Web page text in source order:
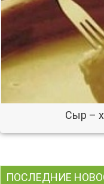
Сыр –
ПОСЛЕДНИЕ